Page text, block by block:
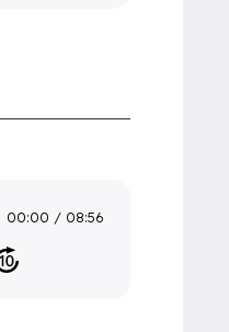
00:00 08:56